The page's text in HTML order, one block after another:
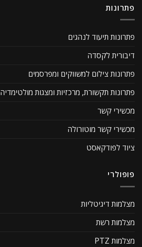
פתרונות
פתרונות תיעוד לנהגים
דיבורית לקסדה
פתרונות צילום למשווקים ומפרסמים
פתרונות תקשורת, מרכזיות ומצגות מולטימדיה
מכשירי קשר
מכשירי קשר מוטורולה
ציוד לפודקאסט
פופולרי
מצלמות דיגיטליות
מצלמות רשת
מצלמות PTZ